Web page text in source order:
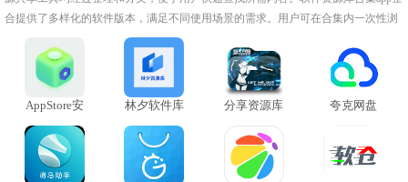
合提供了多样化的软件版本，满足不同使用场景的需求。用户可在合集内一次性浏
览多款相关工具，提高效率！
AppStore安
林夕软件库 分享资源库 夸克网盘